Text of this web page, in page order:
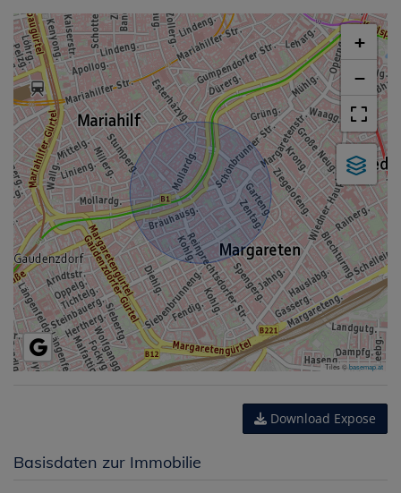
+
−
Tiles ©basemap.at
Download Expose
Basisdaten zur Immobilie